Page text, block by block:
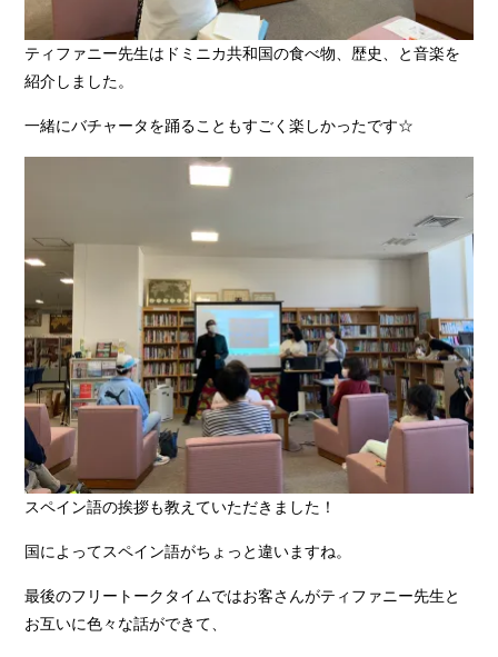
ティファニー先生はドミニカ共和国の食べ物、歴史、と音楽を
紹介しました。
一緒にバチャータを踊ることもすごく楽しかったです☆
スペイン語の挨拶も教えていただきました！
国によってスペイン語がちょっと違いますね。
最後のフリートークタイムではお客さんがティファニー先生と
お互いに色々な話ができて、